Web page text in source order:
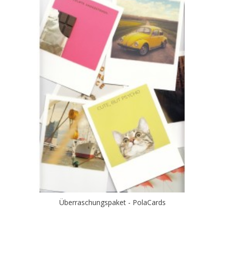
Überraschungspaket - PolaCards